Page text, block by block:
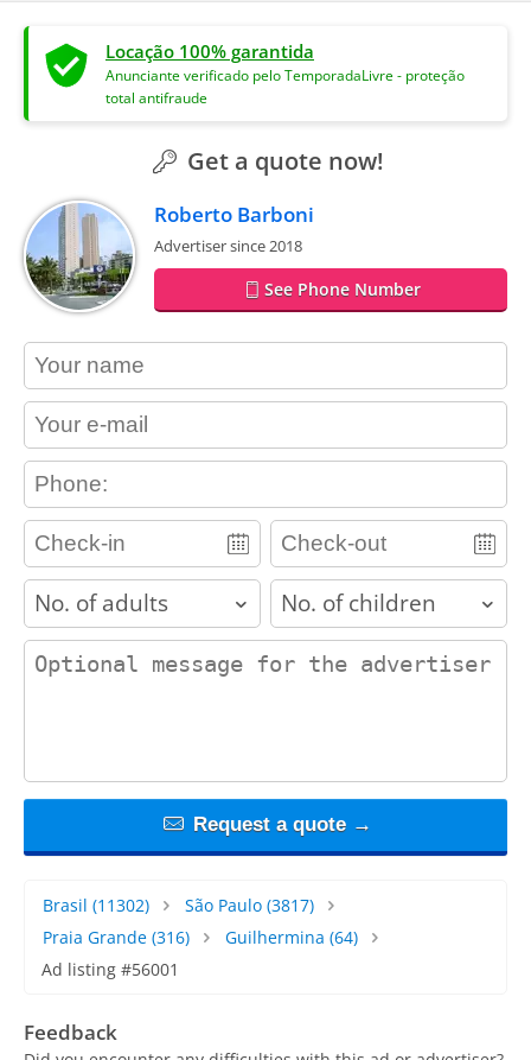
Locação 100% garantida
Anunciante verificado pelo TemporadaLivre - proteção
total antifraude
Get a quote now!
Roberto Barboni
Advertiser since 2018
See Phone Number
contact_name
contact_email
contact_phone
adults children
contact_message
Request a quote →
Brasil (11302) São Paulo(3817)
Praia Grande (316) Guilhermina (64)
Ad listing #56001
Feedback